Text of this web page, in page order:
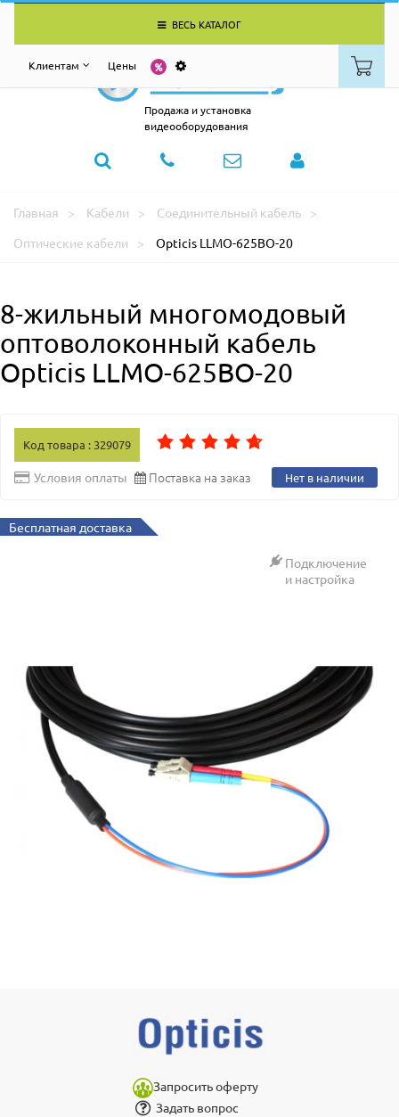
ВЕСЬ КАТАЛОГ
Клиентам Цены
Продажа и установка
видеооборудования
Главная Кабели
Соединительный кабель
Оптические кабели
Opticis LLMO-625BO-20
8-жильный многомодовый
оптоволоконный кабель
Opticis LLMO-625BO-20
Код товара : 329079
Условия оплаты Поставка на заказ Нет в наличии
Бесплатная доставка
Подключение
и настройка
Запросить оферту
Задать вопрос